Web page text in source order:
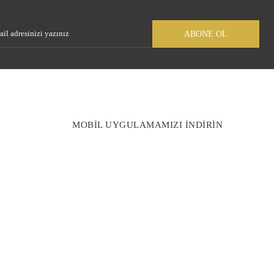
ABONE OL
MOBİL UYGULAMAMIZI İNDİRİN